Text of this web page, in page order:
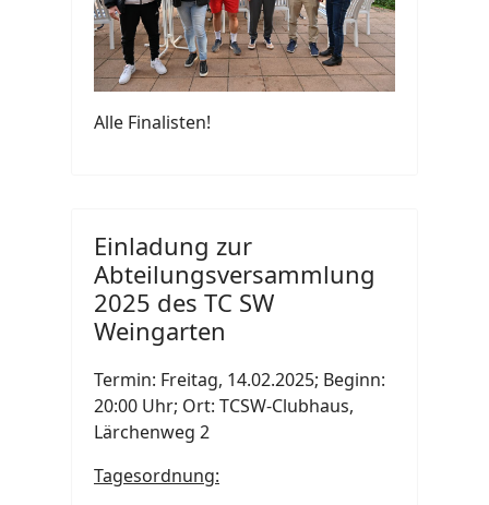
Alle Finalisten!
Einladung zur
Abteilungsversammlung
2025 des TC SW
Weingarten
Termin: Freitag, 14.02.2025; Beginn:
20:00 Uhr; Ort: TCSW-Clubhaus,
Lärchenweg 2
Tagesordnung: